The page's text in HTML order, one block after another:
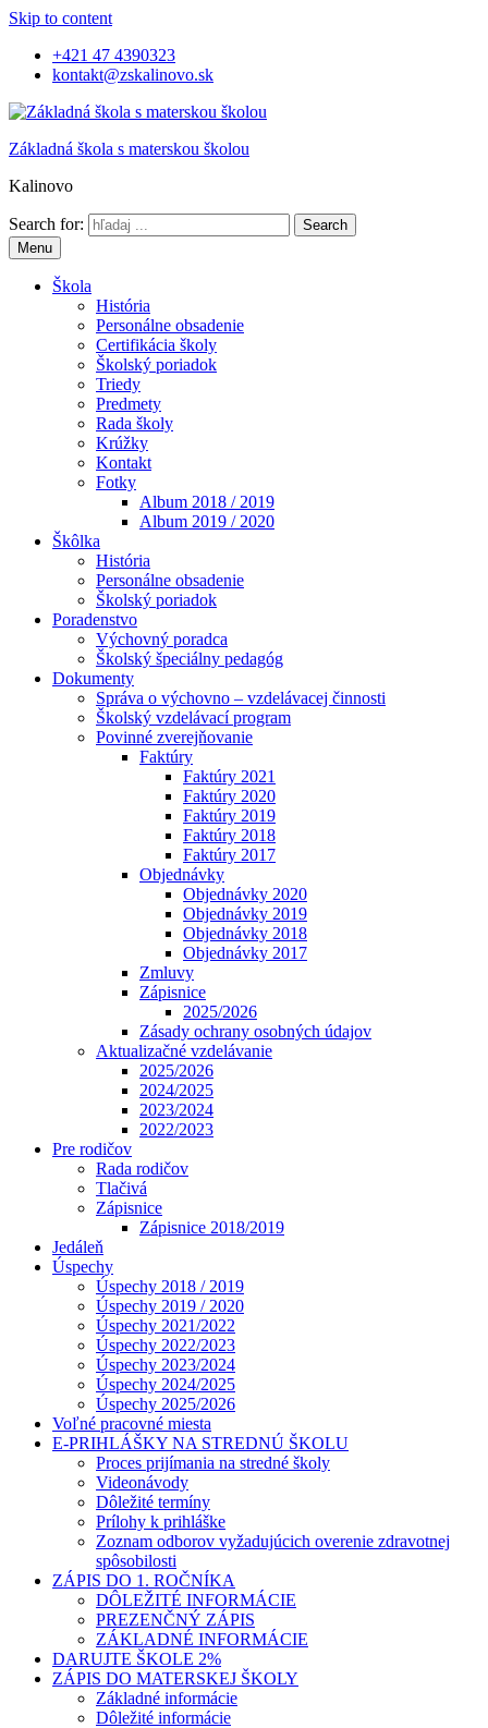
Skip to content
+421 47 4390323
kontakt@zskalinovo.sk
Základná škola s materskou školou
Kalinovo
Search for:
Menu
Škola
História
Personálne obsadenie
Certifikácia školy
Školský poriadok
Triedy
Predmety
Rada školy
Krúžky
Kontakt
Fotky
Album 2018 / 2019
Album 2019 / 2020
Škôlka
História
Personálne obsadenie
Školský poriadok
Poradenstvo
Výchovný poradca
Školský špeciálny pedagóg
Dokumenty
Správa o výchovno – vzdelávacej činnosti
Školský vzdelávací program
Povinné zverejňovanie
Faktúry
Faktúry 2021
Faktúry 2020
Faktúry 2019
Faktúry 2018
Faktúry 2017
Objednávky
Objednávky 2020
Objednávky 2019
Objednávky 2018
Objednávky 2017
Zmluvy
Zápisnice
2025/2026
Zásady ochrany osobných údajov
Aktualizačné vzdelávanie
2025/2026
2024/2025
2023/2024
2022/2023
Pre rodičov
Rada rodičov
Tlačivá
Zápisnice
Zápisnice 2018/2019
Jedáleň
Úspechy
Úspechy 2018 / 2019
Úspechy 2019 / 2020
Úspechy 2021/2022
Úspechy 2022/2023
Úspechy 2023/2024
Úspechy 2024/2025
Úspechy 2025/2026
Voľné pracovné miesta
E-PRIHLÁŠKY NA STREDNÚ ŠKOLU
Proces prijímania na stredné školy
Videonávody
Dôležité termíny
Prílohy k prihláške
Zoznam odborov vyžadujúcich overenie zdravotnej
spôsobilosti
ZÁPIS DO 1. ROČNÍKA
DÔLEŽITÉ INFORMÁCIE
PREZENČNÝ ZÁPIS
ZÁKLADNÉ INFORMÁCIE
DARUJTE ŠKOLE 2%
ZÁPIS DO MATERSKEJ ŠKOLY
Základné informácie
Dôležité informácie